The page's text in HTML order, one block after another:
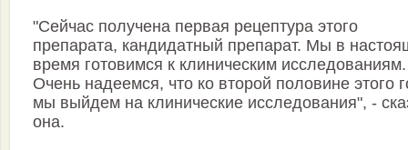
"Сейчас получена первая рецептура этого
препарата, кандидатный препарат. Мы в
время готовимся к клиническим исследованиям.
Очень надеемся, что ко второй половине этого
мы выйдем на клинические исследования", -
она.